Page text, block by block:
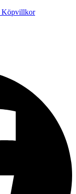
Köpvillkor